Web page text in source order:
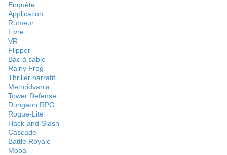
Enquête
Application
Rumeur
Livre
VR
Flipper
Bac à sable
Rainy Frog
Thriller narratif
Metroidvania
Tower Defense
Dungeon RPG
Rogue-Lite
Hack-and-Slash
Cascade
Battle Royale
Moba